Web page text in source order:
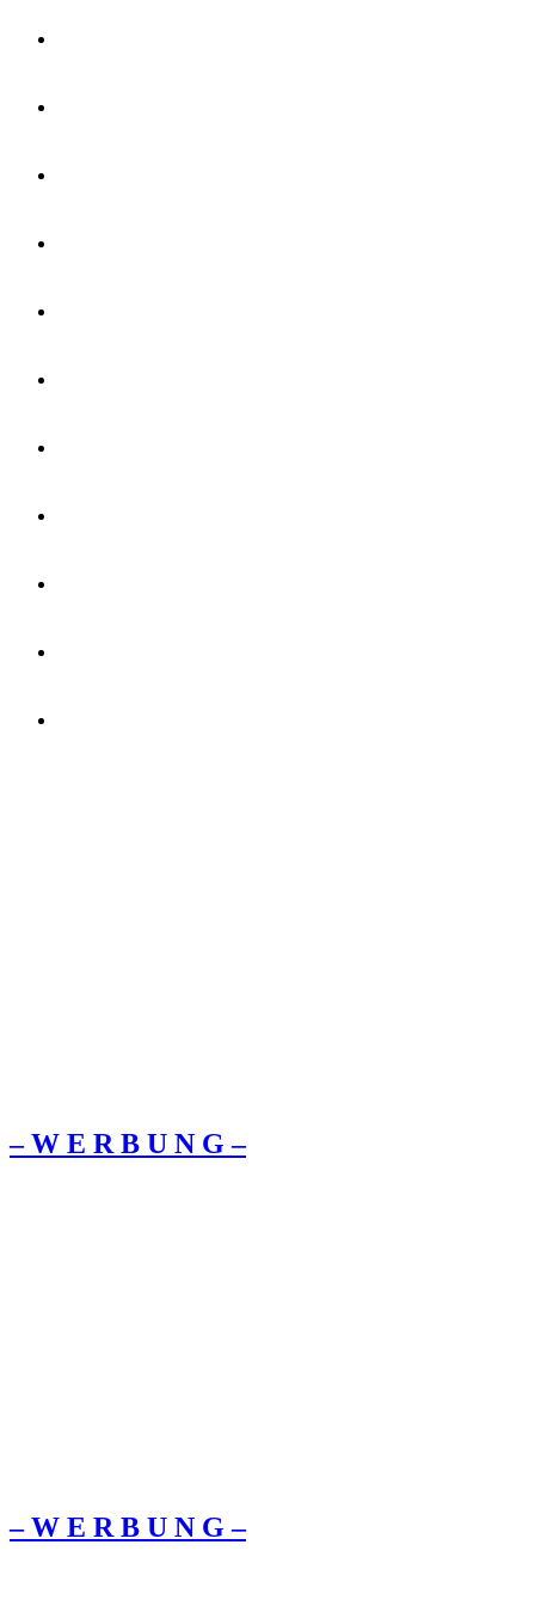
– W Ε R Β U Ν G –
– W Ε R Β U Ν G –